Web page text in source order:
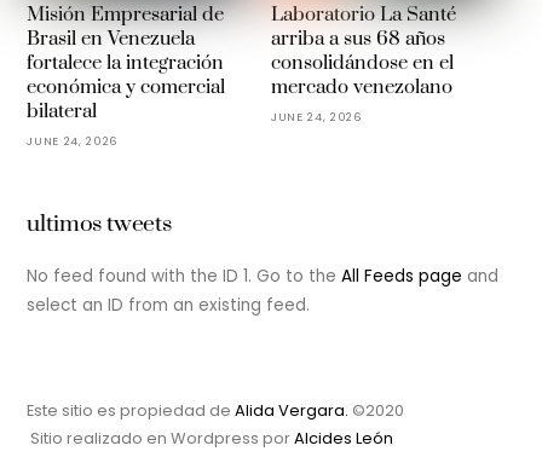
Misión Empresarial de
Brasil en Venezuela
fortalece la integración
económica y comercial
bilateral
JUNE 24, 2026
Laboratorio La Santé
arriba a sus 68 años
consolidándose en el
mercado venezolano
JUNE 24, 2026
ultimos tweets
No feed found with the ID 1. Go to theAll Feeds page and
select an ID from an existing feed.
Este sitio es propiedad deAlida Vergara. ©2020
Sitio realizado en Wordpress porAlcides León